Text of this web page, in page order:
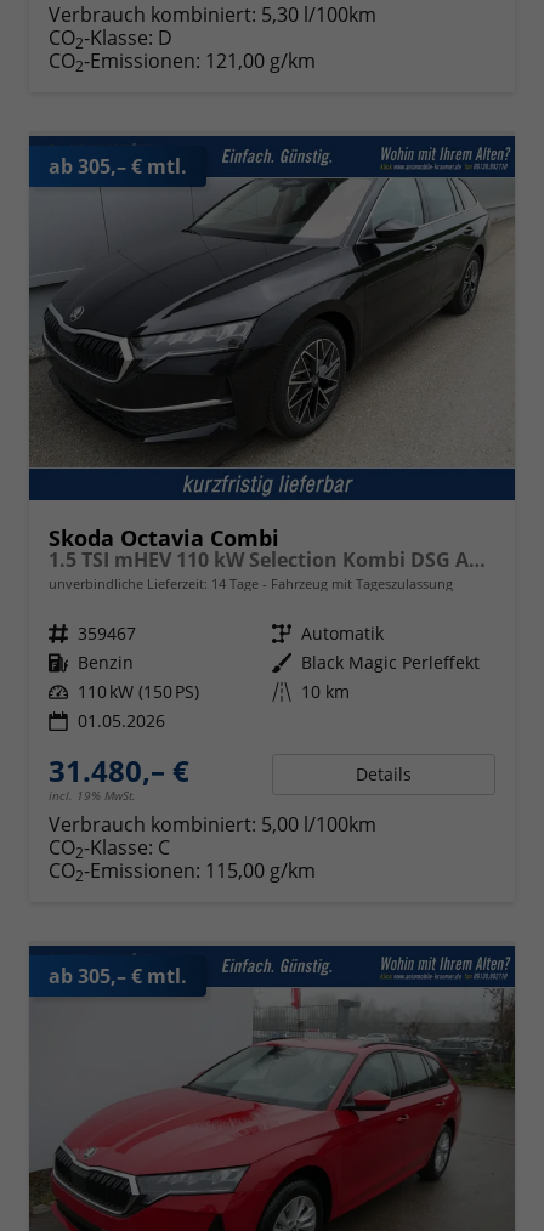
Verbrauch kombiniert: 5,30 l/100km
CO2-Klasse: D
CO2-Emissionen: 121,00 g/km
ab 305,– € mtl.
Skoda Octavia Combi
1.5 TSI mHEV 110 kW Selection Kombi DSG AHK ACC Kamera Sunset
unverbindliche Lieferzeit: 14 Tage Fahrzeug mit Tageszulassung
Fahrzeugnr. 359467 Getriebe Automatik
Kraftstoff Benzin Außenfarbe Black Magic Perleffekt
Leistung 110 kW (150 PS) Kilometerstand 10 km
01.05.2026
31.480,– €
incl. 19% MwSt.
Details
Verbrauch kombiniert: 5,00 l/100km
CO2-Klasse: C
CO2-Emissionen: 115,00 g/km
ab 305,– € mtl.